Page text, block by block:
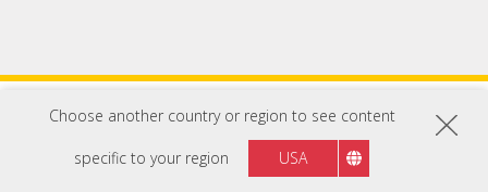
Choose another country or region to see content
specific to your region USA